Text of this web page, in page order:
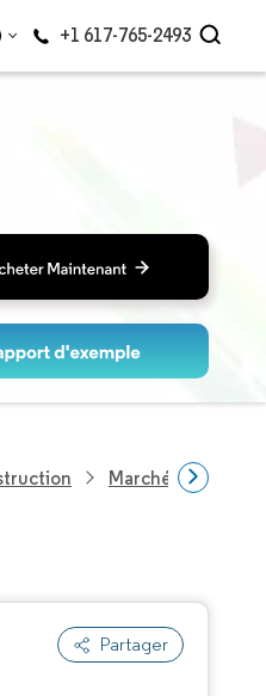
+1 617-765-2493
Marché Des
Partager